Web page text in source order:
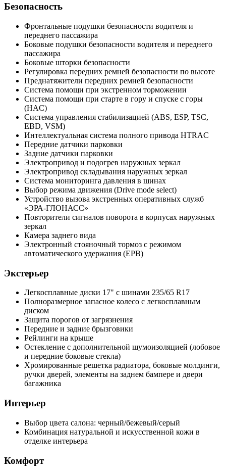
Безопасность
Фронтальные подушки безопасности водителя и
переднего пассажира
Боковые подушки безопасности водителя и переднего
пассажира
Боковые шторки безопасности
Регулировка передних ремней безопасности по высоте
Преднатяжители передних ремней безопасности
Система помощи при экстренном торможении
Система помощи при старте в гору и спуске с горы
(HAC)
Система управления стабилизацией (ABS, ESP, TSC,
EBD, VSM)
Интеллектуальная система полного привода HTRAC
Передние датчики парковки
Задние датчики парковки
Электропривод и подогрев наружных зеркал
Электропривод складывания наружных зеркал
Система мониторинга давления в шинах
Выбор режима движения (Drive mode select)
Устройство вызова экстренных оперативных служб
«ЭРА-ГЛОНАСС»
Повторители сигналов поворота в корпусах наружных
зеркал
Камера заднего вида
Электронный стояночный тормоз с режимом
автоматического удержания (EPB)
Экстерьер
Легкосплавные диски 17" с шинами 235/65 R17
Полноразмерное запасное колесо с легкосплавным
диском
Защита порогов от загрязнения
Передние и задние брызговики
Рейлинги на крыше
Остекление с дополнительной шумоизоляцией (лобовое
и передние боковые стекла)
Хромированные решетка радиатора, боковые молдинги,
ручки дверей, элементы на заднем бампере и двери
багажника
Интерьер
Выбор цвета салона: черный/бежевый/серый
Комбинация натуральной и искусственной кожи в
отделке интерьера
Комфорт